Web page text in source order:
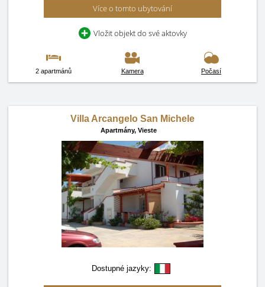
Více o tomto ubytování
Vložit objekt do své aktovky
2 apartmánů Kamera Počasí
Villa Arcangelo San Michele
Apartmány, Vieste
Dostupné jazyky: